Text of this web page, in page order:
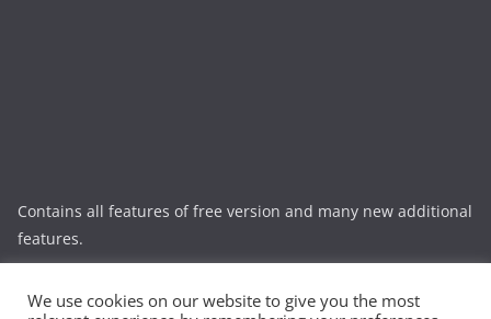
Contains all features of free version and many new additional
features.
We use cookies on our website to give you the most